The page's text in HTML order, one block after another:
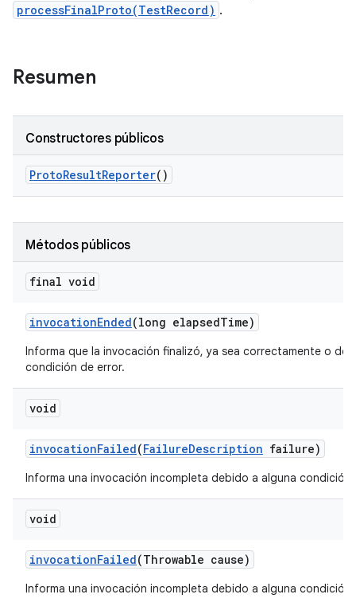
processFinalProto(TestRecord) .
Resumen
Constructores públicos
ProtoResultReporter()
Métodos públicos
final void
invocationEnded(long elapsedTime)
Informa que la invocación finalizó, ya sea correctamente o
condición de error.
void
invocationFailed(FailureDescription failure)
Informa una invocación incompleta debido a alguna condición
void
invocationFailed(Throwable cause)
Informa una invocación incompleta debido a alguna condición